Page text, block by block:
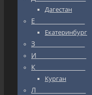
Дагестан
Е_________________
Екатеринбург
З_________________
И_________________
К_________________
Курган
Л_________________